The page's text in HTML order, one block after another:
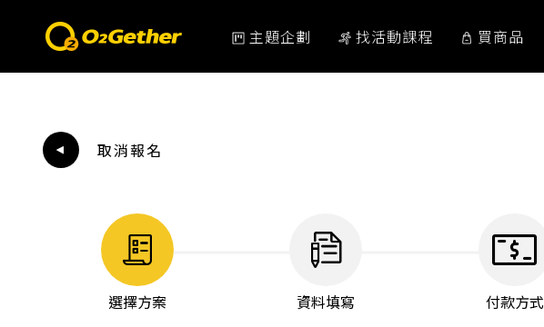
主題企劃 找活動課程 買商品
取消報名
選擇方案 資料填寫 付款方式